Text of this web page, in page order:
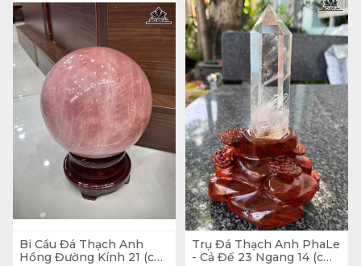
Bi Cầu Đá Thạch Anh
Hồng Đường Kính 21 (cm)
Trụ Đá Thạch Anh PhaLe
- Cả Đế 23 Ngang 14 (cm)